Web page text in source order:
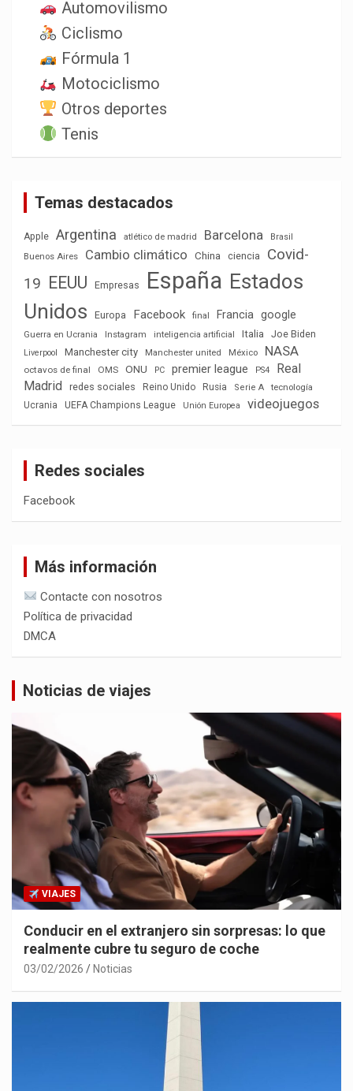
Automovilismo
Ciclismo
Fórmula 1
Motociclismo
Otros deportes
Tenis
Temas destacados
Apple Argentina atlético de madrid Barcelona
Brasil
Buenos Aires
Cambio climático China ciencia
Covid-
19 EEUU Empresas España Estados
Unidos
Europa Facebook final Francia google
Guerra en Ucrania Instagram inteligencia artificial Italia Joe Biden
Liverpool Manchester city Manchester united México NASA
octavos de final OMS ONU PC premier league PS4
Real
Madrid
redes sociales Reino Unido Rusia Serie A
tecnología
Ucrania
UEFA Champions League Unión Europea videojuegos
Redes sociales
Facebook
Más información
Contacte con nosotros
Política de privacidad
DMCA
Noticias de viajes
VIAJES
Conducir en el extranjero sin sorpresas: lo que
realmente cubre tu seguro de coche
03/02/2026 Noticias